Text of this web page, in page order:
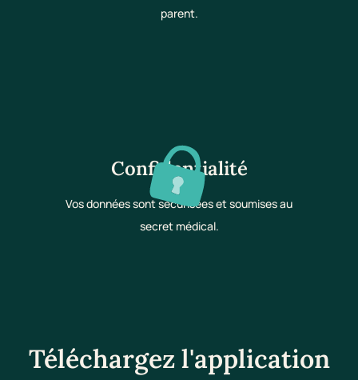
parent.
Confidentialité
Vos données sont sécurisées et soumises au
secret médical.
Téléchargez l'application